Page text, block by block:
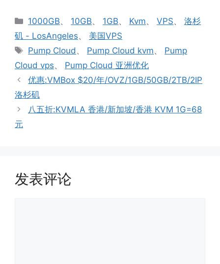
分
类
1000GB、 10GB、 1GB、 Kvm、VPS、洛杉
矶 - LosAngeles、 美国VPS
标
签
Pump Cloud 、 Pump Cloud kvm、 Pump
Cloud vps、 Pump Cloud 亚洲优化
优惠:VMBox $20/年/OVZ/1GB/50GB/2TB/2IP
洛杉矶
八五折:KVMLA 香港/新加坡/香港 KVM 1G=68
元
发表评论